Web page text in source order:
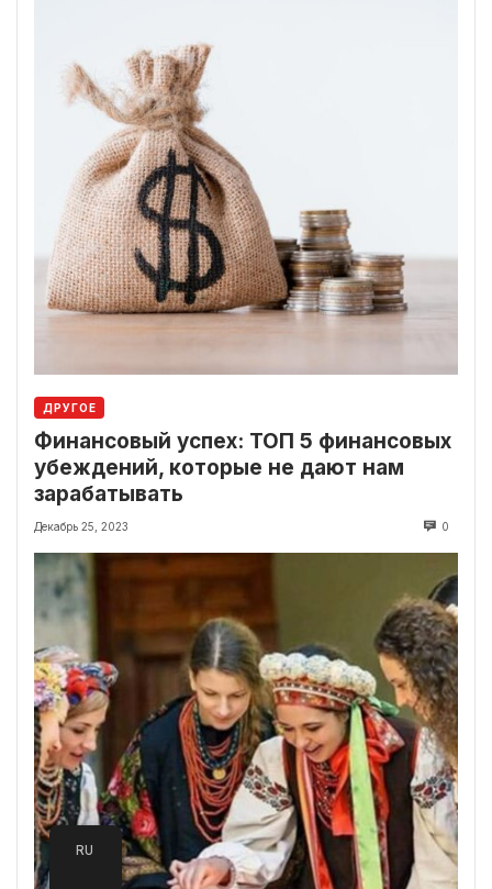
ДРУГОЕ
Финансовый успех: ТОП 5 финансовых
убеждений, которые не дают нам
зарабатывать
Декабрь 25, 2023 0
RU